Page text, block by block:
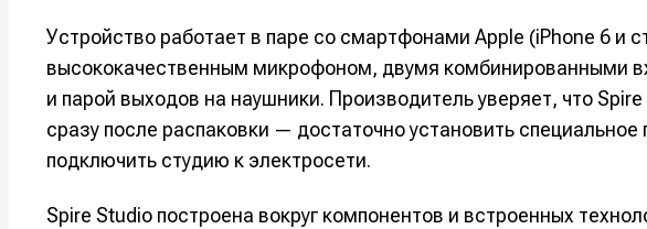
Устройство работает в паре со смартфонами Apple (iPhone 6 и
высококачественным микрофоном, двумя комбинированными
и парой выходов на наушники. Производитель уверяет, что
сразу после распаковки — достаточно установить специальное
подключить студию к электросети.
Spire Studio построена вокруг компонентов и встроенных